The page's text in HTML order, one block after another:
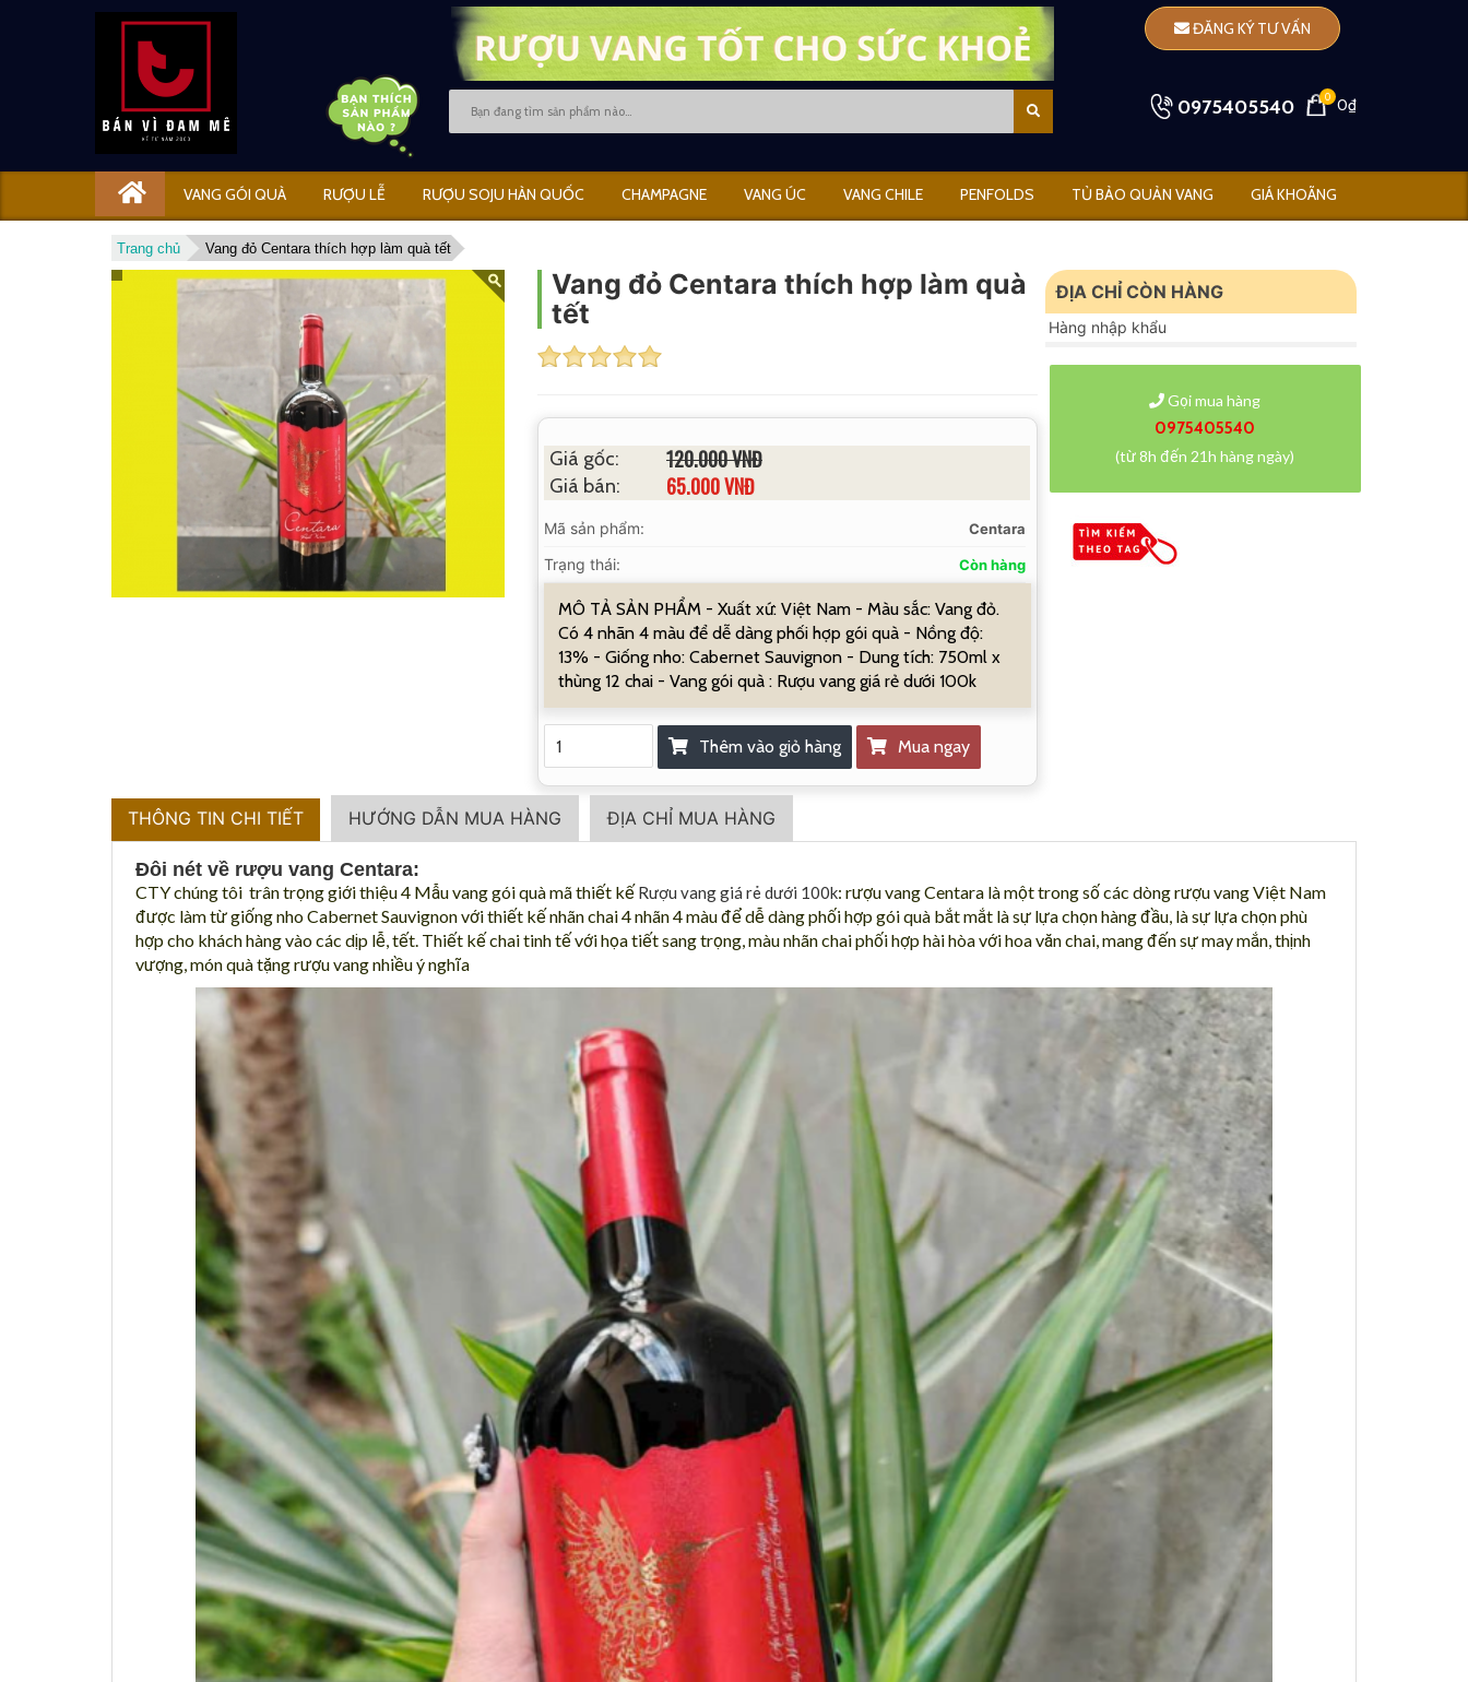
ĐĂNG KÝ TƯ VẤN
0975405540 0 0₫
VANG GÓI QUÀ RƯỢU LỄ RƯỢU SOJU HÀN QUỐC CHAMPAGNE VANG ÚC VANG CHILE PENFOLDS TỦ BẢO QUẢN VANG GIÁ KHOÃNG
Trang chủ Vang đỏ Centara thích hợp làm quà tết
Vang đỏ Centara thích hợp làm quà
tết
Giá gốc: 120.000 VNĐ
Giá bán: 65.000 VNĐ
Mã sản phẩm: Centara
Trạng thái: Còn hàng
MÔ TẢ SẢN PHẨM - Xuất xứ: Việt Nam - Màu sắc: Vang đỏ.
Có 4 nhãn 4 màu để dễ dàng phối hợp gói quà - Nồng độ:
13% - Giống nho: Cabernet Sauvignon - Dung tích: 750ml x
thùng 12 chai - Vang gói quà : Rượu vang giá rẻ dưới 100k
Thêm vào giỏ hàng Mua ngay
ĐỊA CHỈ CÒN HÀNG
Hàng nhập khẩu
Gọi mua hàng
0975405540
(từ 8h đến 21h hàng ngày)
THÔNG TIN CHI TIẾT HƯỚNG DẪN MUA HÀNG ĐỊA CHỈ MUA HÀNG
Đôi nét về rượu vang Centara:
CTY chúng tôi trân trọng giới thiệu 4 Mẫu vang gói quà mã thiết kếRượu vang giá rẻ dưới 100k: rượu vang Centara là một trong số các dòng rượu vang Việt Nam
được làm từ giống nho Cabernet Sauvignon với thiết kế nhãn chai 4 nhãn 4 màu để dễ dàng phối hợp gói quà bắt mắt là sự lựa chọn hàng đầu, là sự lựa chọn phù
hợp cho khách hàng vào các dịp lễ, tết. Thiết kế chai tinh tế với họa tiết sang trọng, màu nhãn chai phối hợp hài hòa với hoa văn chai, mang đến sự may mắn, thịnh
vượng, món quà tặng rượu vang nhiều ý nghĩa